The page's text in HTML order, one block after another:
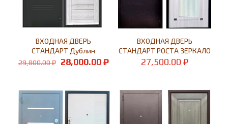
ВХОДНАЯ ДВЕРЬ
СТАНДАРТ Дублин
29,800.00₽
Первоначальная
29,800.00 ₽.
28,000.00₽Текущая
ВХОДНАЯ ДВЕРЬ
СТАНДАРТ РОСТА ЗЕРКАЛО
27,500.00 ₽